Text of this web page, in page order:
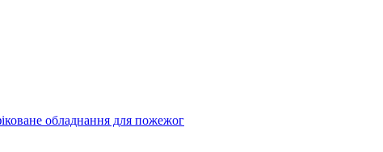
обладнання для пожежог